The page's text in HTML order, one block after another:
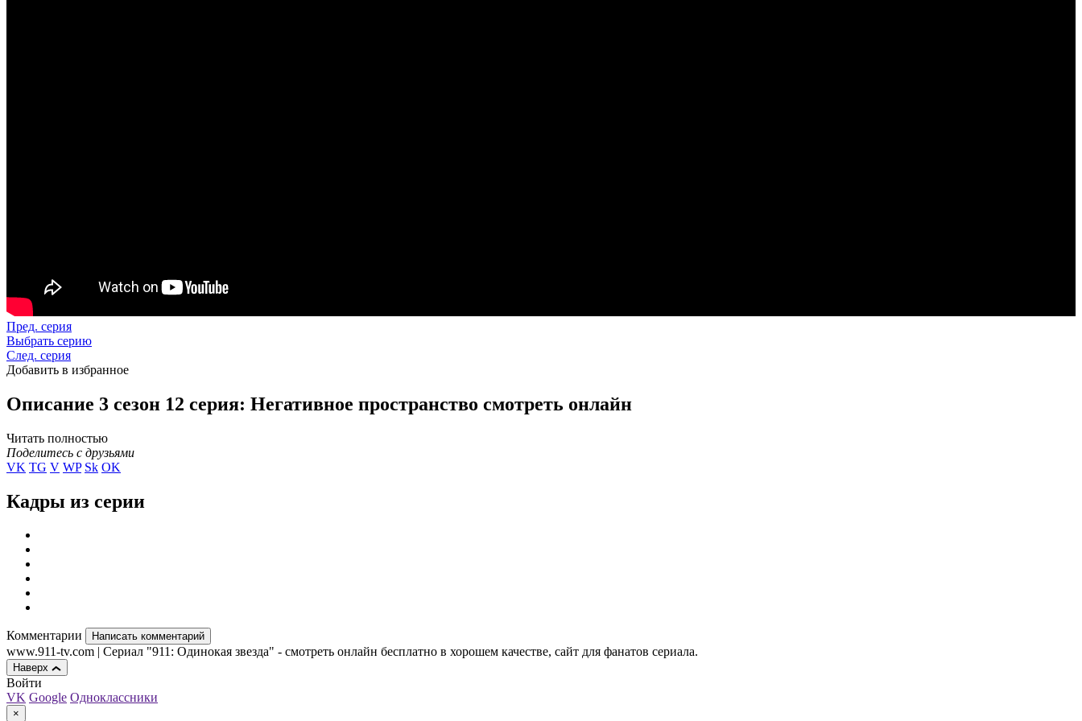
Пред. серия
Выбрать серию
След. серия
Добавить в избранное
Описание 3 сезон 12 серия: Негативное пространство смотреть онлайн
Читать полностью
Поделитесь с друзьями
VK TG V WP Sk OK
Кадры из серии
Комментарии Написать комментарий
www.911-tv.com | Сериал "911: Одинокая звезда" - смотреть онлайн бесплатно в хорошем качестве, сайт для фанатов сериала.
Наверх
Войти
VK Google Одноклассники
×